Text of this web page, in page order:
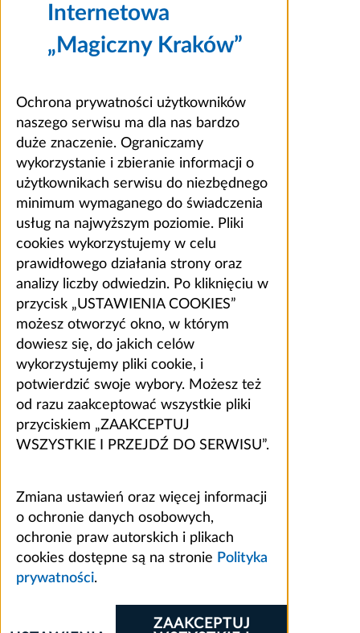
Internetowa
„Magiczny Kraków”
Ochrona prywatności użytkowników
naszego serwisu ma dla nas bardzo
duże znaczenie. Ograniczamy
wykorzystanie i zbieranie informacji o
użytkownikach serwisu do niezbędnego
minimum wymaganego do świadczenia
usług na najwyższym poziomie. Pliki
cookies wykorzystujemy w celu
prawidłowego działania strony oraz
analizy liczby odwiedzin. Po kliknięciu w
przycisk „USTAWIENIA COOKIES”
możesz otworzyć okno, w którym
dowiesz się, do jakich celów
wykorzystujemy pliki cookie, i
potwierdzić swoje wybory. Możesz też
od razu zaakceptować wszystkie pliki
przyciskiem „ZAAKCEPTUJ
WSZYSTKIE I PRZEJDŹ DO SERWISU”.
Zmiana ustawień oraz więcej informacji
o ochronie danych osobowych,
ochronie praw autorskich i plikach
cookies dostępne są na stronie Polityka
prywatności.
ZAAKCEPTUJ